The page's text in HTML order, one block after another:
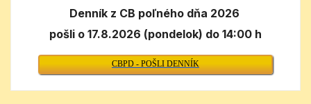
Denník z CB poľného dňa 2026
pošli o 17.8.2026 (pondelok) do 14:00 h
CBPD - POŠLI DENNÍK